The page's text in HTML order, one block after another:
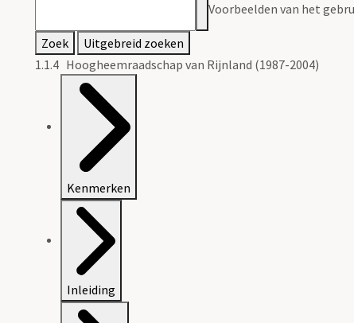
Voorbeelden van het
Zoek
Uitgebreid zoeken
1.1.4 Hoogheemraadschap van Rijnland (1987-2004)
Kenmerken
Inleiding